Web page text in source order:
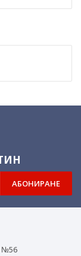
АБОНИРАНЕ
№56